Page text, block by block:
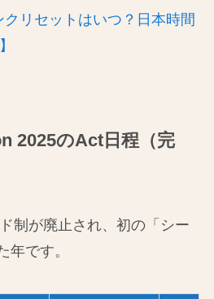
リセットはいつ？日本時間
2025のAct日程（完
制が廃止され、初の「シー
年です。